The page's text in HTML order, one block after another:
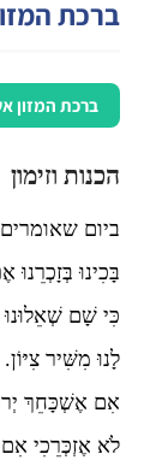
ברכת
ברכת המזון
הכנות וזימון
ביום
בָּכִינוּ בְּזָכְרֵנוּ
כִּי שָׁם שְׁאֵלוּנוּ
לָנוּ מִשִּׁיר
אִם אֶשְׁכָּחֵךְ
לֹא אֶזְכְּרֵכִי